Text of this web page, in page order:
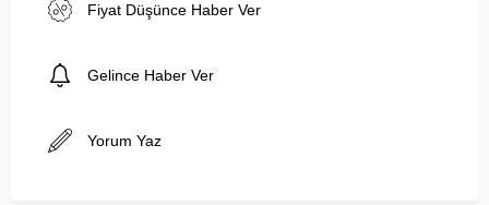
Fiyat Düşünce Haber Ver
Gelince Haber Ver
Yorum Yaz